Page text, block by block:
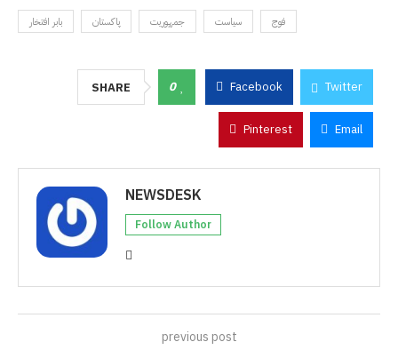
بابر افتخار پاکستان جمہوریت سیاست فوج
SHARE 0 Facebook Twitter
Pinterest Email
NEWSDESK
Follow Author
previous post